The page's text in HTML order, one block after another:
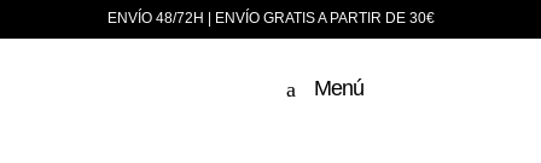
ENVÍO 48/72H | ENVÍO GRATIS A PARTIR DE 30€
Menú